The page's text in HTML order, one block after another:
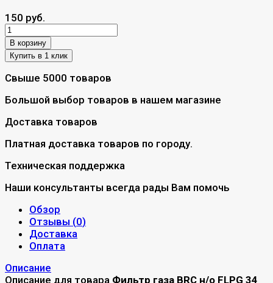
150 руб.
В корзину
Свыше 5000 товаров
Большой выбор товаров в нашем магазине
Доставка товаров
Платная доставка товаров по городу.
Техническая поддержка
Наши консультанты всегда рады Вам помочь
Обзор
Отзывы (0)
Доставка
Оплата
Описание
Описание для товара Фильтр газа BRC н/о FLPG 34